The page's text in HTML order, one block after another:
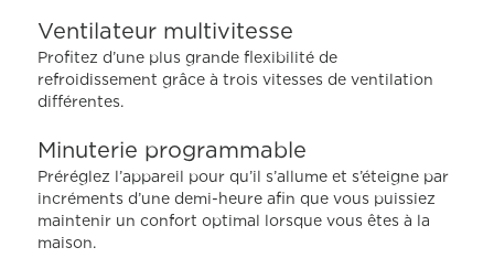
la
même
page.
Ventilateur multivitesse
Profitez d’une plus grande flexibilité de
refroidissement grâce à trois vitesses de ventilation
différentes.
Minuterie programmable
Préréglez l’appareil pour qu’il s’allume et s’éteigne par
incréments d’une demi-heure afin que vous puissiez
maintenir un confort optimal lorsque vous êtes à la
maison.